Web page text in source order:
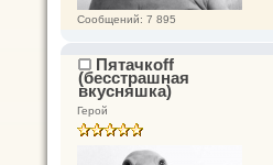
Сообщений: 7 895
Пятачкоff
(бесстрашная
вкусняшка)
Герой